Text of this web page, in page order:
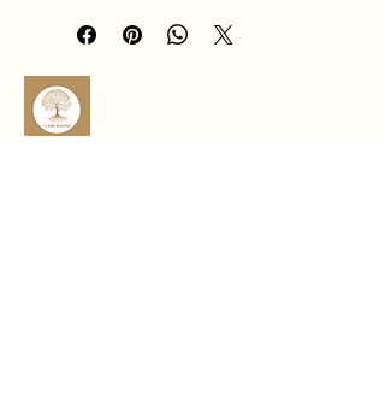
l’amour de soi, l’harmonie
émotionnelle et apaise le cœur.
À la fois délicat et symbolique, ce bijou
accompagne le quotidien en diffusant
une énergie douce, réconfortante et